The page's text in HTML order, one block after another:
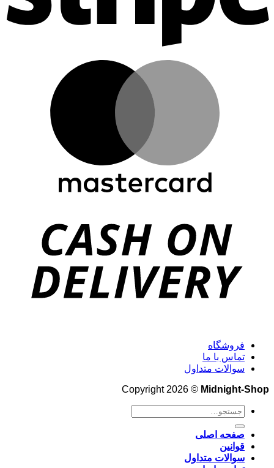
فروشگاه
تماس با ما
سوالات متداول
Copyright 2026 © Midnight-Shop
جستجو
صفحه اصلی
قوانین
سوالات متداول